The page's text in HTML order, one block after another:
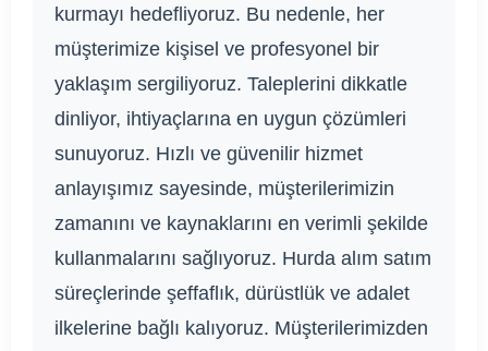
kurmayı hedefliyoruz. Bu nedenle, her
müşterimize kişisel ve profesyonel bir
yaklaşım sergiliyoruz. Taleplerini dikkatle
dinliyor, ihtiyaçlarına en uygun çözümleri
sunuyoruz. Hızlı ve güvenilir hizmet
anlayışımız sayesinde, müşterilerimizin
zamanını ve kaynaklarını en verimli şekilde
kullanmalarını sağlıyoruz. Hurda alım satım
süreçlerinde şeffaflık, dürüstlük ve adalet
ilkelerine bağlı kalıyoruz. Müşterilerimizden